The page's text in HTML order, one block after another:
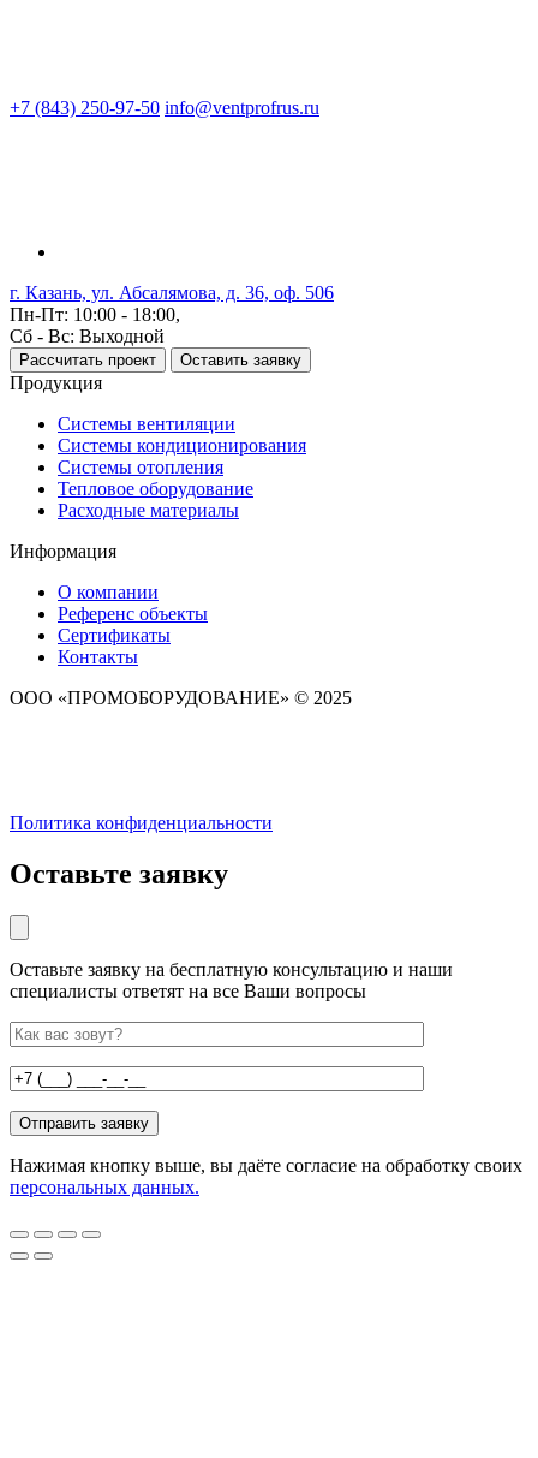
+7 (843) 250-97-50 info@ventprofrus.ru
г. Казань, ул. Абсалямова, д. 36, оф. 506
Пн-Пт: 10:00 - 18:00,
Сб - Вс: Выходной
Рассчитать проект Оставить заявку
Продукция
Системы вентиляции
Системы кондиционирования
Системы отопления
Тепловое оборудование
Расходные материалы
Информация
О компании
Референс объекты
Сертификаты
Контакты
ООО «ПРОМОБОРУДОВАНИЕ» © 2025
Политика конфиденциальности
Оставьте заявку
Оставьте заявку на бесплатную консультацию и наши
специалисты ответят на все Ваши вопросы
Нажимая кнопку выше, вы даёте согласие на обработку своих
персональных данных.